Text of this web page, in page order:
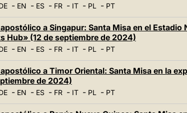
- EN - ES- FR- IT- PL- PT
a Singapur: Santa Misa en el Estadio
Hub» (12 de septiembre de 2024)
- EN - ES- FR- IT- PL- PT
a Timor Oriental: Santa Misa en la
de 2024)
- EN - ES- FR- IT- PL- PT